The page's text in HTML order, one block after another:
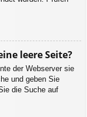
leere Seite?
der Webserver sie
und geben Sie
die Suche auf